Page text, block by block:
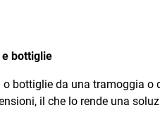
bottiglie
o bottiglie da una tramoggia
il che lo rende una